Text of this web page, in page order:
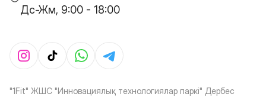
Дс-Жм, 9:00 - 18:00
"1Fit" ЖШС "Инновациялық технологиялар паркі" Дербес